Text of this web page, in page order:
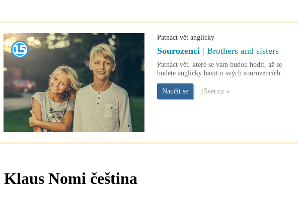
Patnáct vět anglicky
Sourozenci | Brothers and sisters
Patnáct vět, které se vám budou hodit, až se
budete anglicky bavit o svých sourozencích.
Naučit se 15vet.cz »
Klaus Nomi čeština